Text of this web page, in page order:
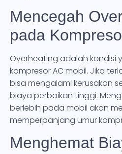
Mencegah
pada
Overheating adalah kondisi
kompresor AC mobil. Jika
bisa mengalami kerusakan
biaya perbaikan tinggi.
berlebih pada mobil akan
memperpanjang umur
Menghemat